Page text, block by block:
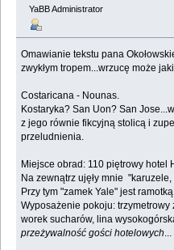
YaBB Administrator
Omawianie tekstu pana
zwykłym tropem...wrzucę może
Costaricana - Nounas.
Kostaryka? San Uon? San
z jego równie fikcyjną stolicą i
przeludnienia.
Miejsce obrad: 110 piętrowy hotel
Na zewnątrz ujęły mnie
Przy tym "zamek Yale" jest
Wyposażenie pokoju:
worek sucharów, lina
przeżywalność gości hotelowych...